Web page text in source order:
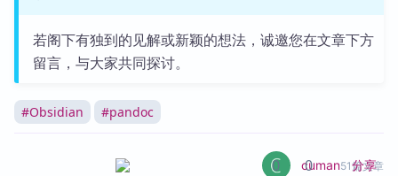
若阁下有独到的见解或新颖的想法，诚邀您在文章下方
留言，与大家共同探讨。
#Obsidian #pandoc
cuman51篇文章
0 0 分享